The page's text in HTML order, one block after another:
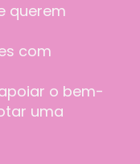
querem
com
o bem-
uma